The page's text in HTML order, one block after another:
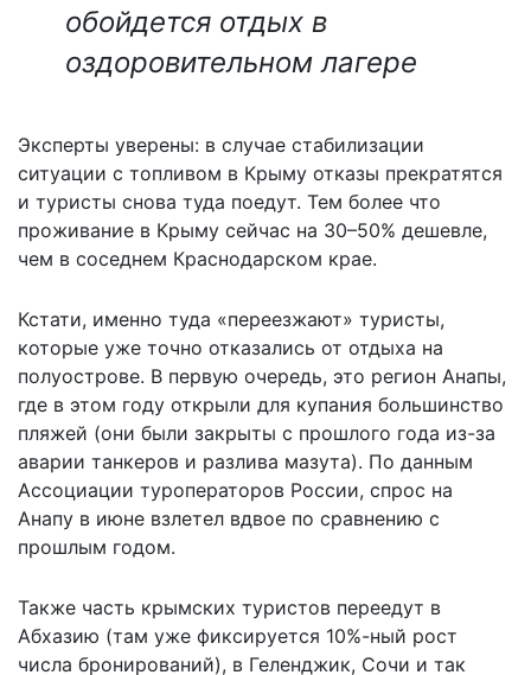
обойдется отдых в
оздоровительном лагере
Эксперты уверены: в случае стабилизации
ситуации с топливом в Крыму отказы прекратятся
и туристы снова туда поедут. Тем более что
проживание в Крыму сейчас на 30–50% дешевле,
чем в соседнем Краснодарском крае.
Кстати, именно туда «переезжают» туристы,
которые уже точно отказались от отдыха на
полуострове. В первую очередь, это регион Анапы,
где в этом году открыли для купания большинство
пляжей (они были закрыты с прошлого года из-за
аварии танкеров и разлива мазута). По данным
Ассоциации туроператоров России, спрос на
Анапу в июне взлетел вдвое по сравнению с
прошлым годом.
Также часть крымских туристов переедут в
Абхазию (там уже фиксируется 10%-ный рост
числа бронирований), в Геленджик, Сочи и так